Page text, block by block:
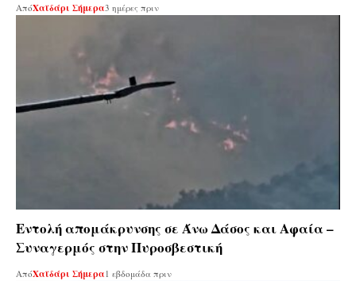
ΑπόΧαϊδάρι Σήμερα3 ημέρες πριν
Εντολή απομάκρυνσης σε Άνω Δάσος και Αφαία –
Συναγερμός στην Πυροσβεστική
ΑπόΧαϊδάρι Σήμερα 1 εβδομάδα πριν